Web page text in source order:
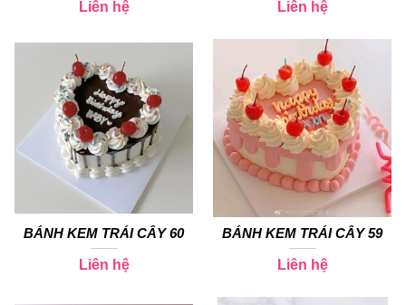
Liên hệ Liên hệ
BÁNH KEM TRÁI CÂY 60
Liên hệ
BÁNH KEM TRÁI CÂY 59
Liên hệ